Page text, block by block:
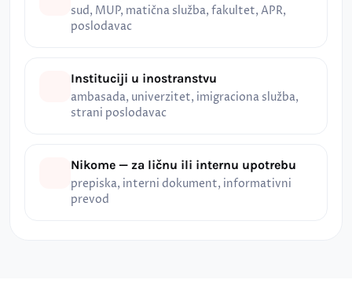
sud, MUP, matična služba, fakultet, APR,
poslodavac
Instituciji u inostranstvu
ambasada, univerzitet, imigraciona služba,
strani poslodavac
Nikome — za ličnu ili internu upotrebu
prepiska, interni dokument, informativni
prevod